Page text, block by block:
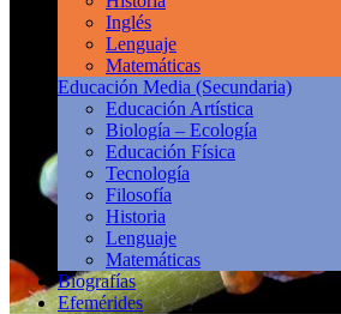
Inglés
Lenguaje
Matemáticas
Educación Media (Secundaria)
Educación Artística
Biología – Ecología
Educación Física
Tecnología
Filosofía
Historia
Lenguaje
Matemáticas
Biografías
Efemérides